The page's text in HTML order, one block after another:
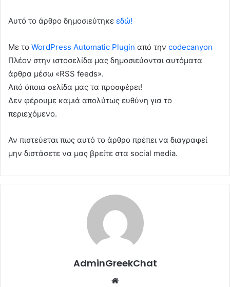
Αυτό το άρθρο δημοσιεύτηκε εδώ!
Με το WordPress Automatic Plugin από την codecanyon
Πλέον στην ιστοσελίδα μας δημοσιεύονται αυτόματα
άρθρα μέσω «RSS feeds».
Από όποια σελίδα μας τα προσφέρει!
Δεν φέρουμε καμιά απολύτως ευθύνη για το
περιεχόμενο.
Αν πιστεύεται πως αυτό το άρθρο πρέπει να διαγραφεί
μην διστάσετε να μας βρείτε στα social media.
AdminGreekChat